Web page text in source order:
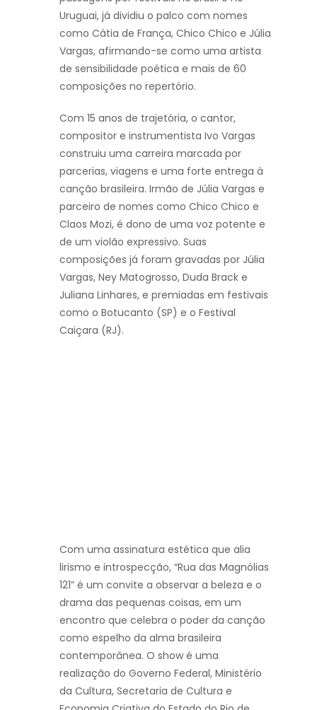
Uruguai, já dividiu o palco com nomes
como Cátia de França, Chico Chico e Júlia
Vargas, afirmando-se como uma artista
de sensibilidade poética e mais de 60
composições no repertório.
Com 15 anos de trajetória, o cantor,
compositor e instrumentista Ivo Vargas
construiu uma carreira marcada por
parcerias, viagens e uma forte entrega à
canção brasileira. Irmão de Júlia Vargas e
parceiro de nomes como Chico Chico e
Claos Mozi, é dono de uma voz potente e
de um violão expressivo. Suas
composições já foram gravadas por Júlia
Vargas, Ney Matogrosso, Duda Brack e
Juliana Linhares, e premiadas em festivais
como o Botucanto (SP) e o Festival
Caiçara (RJ).
Com uma assinatura estética que alia
lirismo e introspecção, “Rua das Magnólias
121” é um convite a observar a beleza e o
drama das pequenas coisas, em um
encontro que celebra o poder da canção
como espelho da alma brasileira
contemporânea. O show é uma
realização do Governo Federal, Ministério
da Cultura, Secretaria de Cultura e